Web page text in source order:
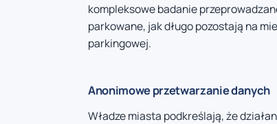
kompleksowe badanie
parkowane, jak długo pozostają na
parkingowej.
Anonimowe przetwarzanie danych
Władze miasta podkreślają, że